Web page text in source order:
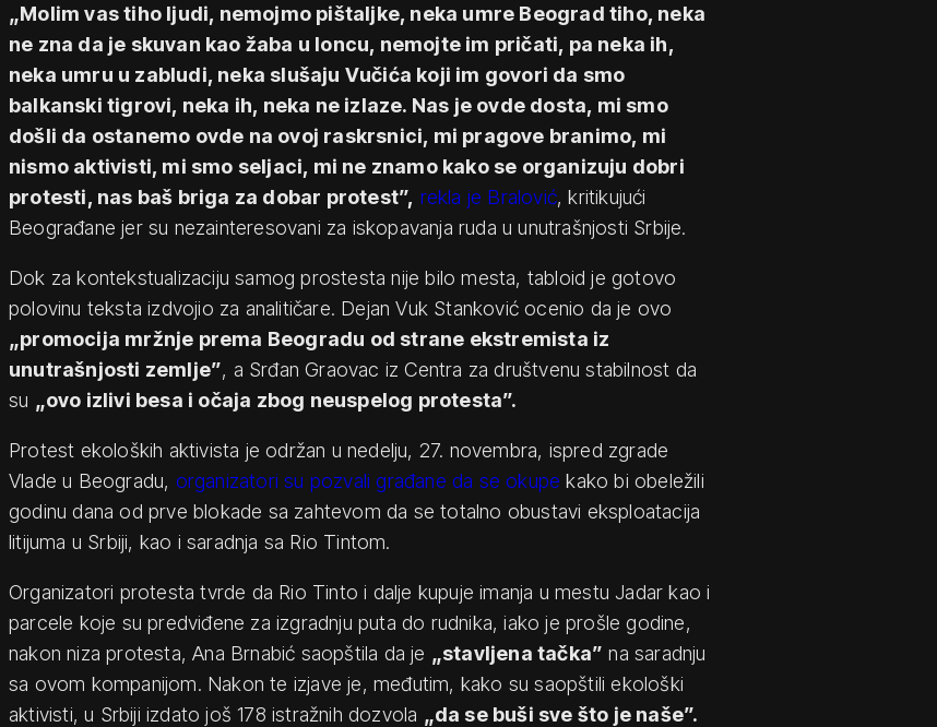
„Molim vas tiho ljudi, nemojmo pištaljke, neka umre Beograd tiho, neka
ne zna da je skuvan kao žaba u loncu, nemojte im pričati, pa neka ih,
neka umru u zabludi, neka slušaju Vučića koji im govori da smo
balkanski tigrovi, neka ih, neka ne izlaze. Nas je ovde dosta, mi smo
došli da ostanemo ovde na ovoj raskrsnici, mi pragove branimo, mi
nismo aktivisti, mi smo seljaci, mi ne znamo kako se organizuju dobri
protesti, nas baš briga za dobar protest”, rekla je Bralović, kritikujući
Beograđane jer su nezainteresovani za iskopavanja ruda u unutrašnjosti Srbije.
Dok za kontekstualizaciju samog prostesta nije bilo mesta, tabloid je gotovo
polovinu teksta izdvojio za analitičare. Dejan Vuk Stanković ocenio da je ovo
„promocija mržnje prema Beogradu od strane ekstremista iz
unutrašnjosti zemlje”, a Srđan Graovac iz Centra za društvenu stabilnost da
su „ovo izlivi besa i očaja zbog neuspelog protesta”.
Protest ekoloških aktivista je održan u nedelju, 27. novembra, ispred zgrade
Vlade u Beogradu, organizatori su pozvali građane da se okupe kako bi obeležili
godinu dana od prve blokade sa zahtevom da se totalno obustavi eksploatacija
litijuma u Srbiji, kao i saradnja sa Rio Tintom.
Organizatori protesta tvrde da Rio Tinto i dalje kupuje imanja u mestu Jadar kao i
parcele koje su predviđene za izgradnju puta do rudnika, iako je prošle godine,
nakon niza protesta, Ana Brnabić saopštila da je „stavljena tačka” na saradnju
sa ovom kompanijom. Nakon te izjave je, međutim, kako su saopštili ekološki
aktivisti, u Srbiji izdato još 178 istražnih dozvola „da se buši sve što je naše”.